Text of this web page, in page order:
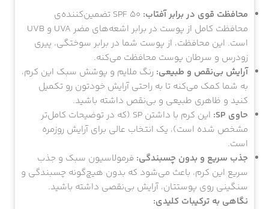
محافظت قوی در برابر آفتاب:
SPF 50 تضمین‌کننده‌ی
محافظت کامل از پوست در برابر اشعه‌های مضر UVA و UVB
است. این محافظت، از پوست شما در برابر سوختگی، پیری
زودرس و سرطان پوست محافظت می‌کنه.
آرایش بی‌نقص و طبیعی: رنگ ملایم و پوشش سبک این کرم،
به شما کمک می‌کنه تا به راحتی آرایش خودتون رو تکمیل
کنید و ظاهری طبیعی و بی‌نقص داشته باشید.
حاوی SP:
این کرم با داشتن SP (که در توضیحات کامل‌تر
مشخص شده است)، یک انتخاب عالی برای آرایش روزمره
است.
جذب سریع و بدون چسبندگی: فرمولاسیون سبک و جذب
سریع این کرم، باعث می‌شود که بدون هیچ‌گونه چسبندگی و
سنگینی روی پوستتان، آرایش بی‌نقصی داشته باشید.
نگاهی به ترکیبات کلیدی: